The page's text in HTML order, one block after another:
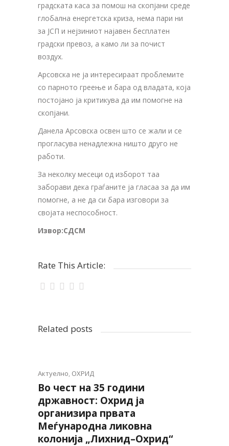
градската каса за помош на скопјани среде
глобална енергетска криза, нема пари ни
за ЈСП и нејзиниот најавен бесплатен
градски превоз, а камо ли за почист
воздух.
Арсовска не ја интересираат проблемите
со парното греење и бара од владата, која
постојано ја критикува да им помогне на
скопјани.
Данела Арсовска освен што се жали и се
прогласува ненадлежна ништо друго не
работи.
За неколку месеци од изборот таа
заборави дека граѓаните ја гласаа за да им
помогне, а не да си бара изговори за
својата неспособност.
Извор:СДСМ
Rate This Article:
Related posts
Актуелно, ОХРИД
Во чест на 35 години
државност: Охрид ја
организира првата
Меѓународна ликовна
колонија „Лихнид–Охрид“